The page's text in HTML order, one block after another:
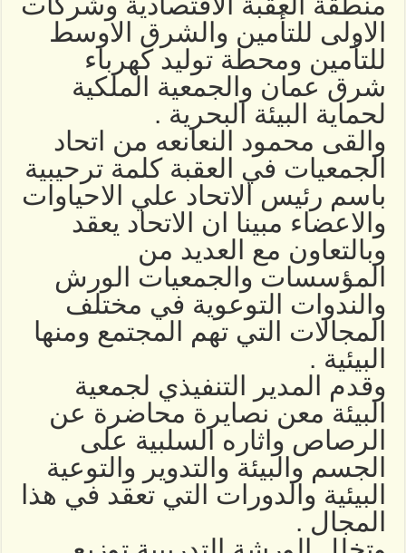
الاولى للتأمين والشرق الاوسط
للتأمين ومحطة توليد كهرباء
شرق عمان والجمعية الملكية
لحماية البيئة البحرية .
والقى محمود النعانعه من اتحاد
الجمعيات في العقبة كلمة ترحيبية
باسم رئيس الاتحاد علي الاحياوات
والاعضاء مبينا ان الاتحاد يعقد
وبالتعاون مع العديد من
المؤسسات والجمعيات الورش
والندوات التوعوية في مختلف
المجالات التي تهم المجتمع ومنها
البيئية .
وقدم المدير التنفيذي لجمعية
البيئة معن نصايرة محاضرة عن
الرصاص واثاره السلبية على
الجسم والبيئة والتدوير والتوعية
البيئية والدورات التي تعقد في هذا
المجال .